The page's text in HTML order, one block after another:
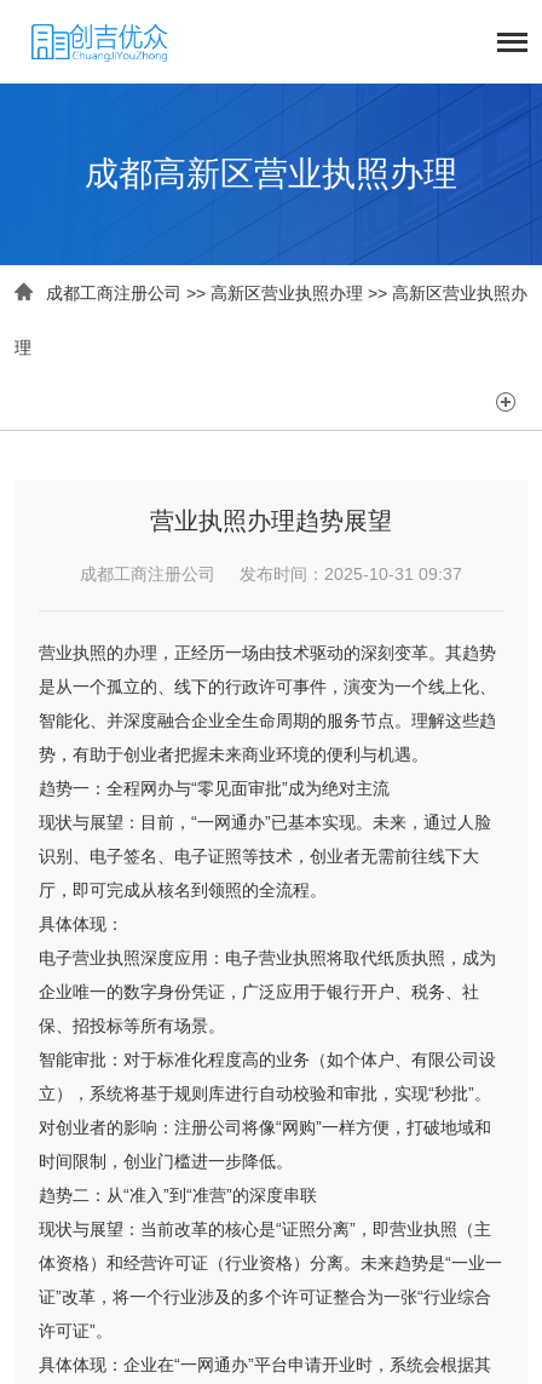
成都高新区营业执照办理
 成都工商注册公司 >> 高新区营业执照办理 >> 高新区营业执照办
理

营业执照办理趋势展望
成都工商注册公司 发布时间：2025-10-31 09:37
营业执照的办理，正经历一场由技术驱动的深刻变革。其趋势
是从一个孤立的、线下的行政许可事件，演变为一个线上化、
智能化、并深度融合企业全生命周期的服务节点。理解这些趋
势，有助于创业者把握未来商业环境的便利与机遇。
趋势一：全程网办与“零见面审批”成为绝对主流
现状与展望：目前，“一网通办”已基本实现。未来，通过人脸
识别、电子签名、电子证照等技术，创业者无需前往线下大
厅，即可完成从核名到领照的全流程。
具体体现：
电子营业执照深度应用：电子营业执照将取代纸质执照，成为
企业唯一的数字身份凭证，广泛应用于银行开户、税务、社
保、招投标等所有场景。
智能审批：对于标准化程度高的业务（如个体户、有限公司设
立），系统将基于规则库进行自动校验和审批，实现“秒批”。
对创业者的影响：注册公司将像“网购”一样方便，打破地域和
时间限制，创业门槛进一步降低。
趋势二：从“准入”到“准营”的深度串联
现状与展望：当前改革的核心是“证照分离”，即营业执照（主
体资格）和经营许可证（行业资格）分离。未来趋势是“一业一
证”改革，将一个行业涉及的多个许可证整合为一张“行业综合
许可证”。
具体体现：企业在“一网通办”平台申请开业时，系统会根据其